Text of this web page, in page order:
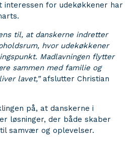
interessen for udekøkkener har
til, at danskerne indretter
hvor udekøkkener
Madlavningen flytter
sammen med familie og
lavet,”afslutter Christian
på, at danskerne i
løsninger, der både skaber
samvær og oplevelser.